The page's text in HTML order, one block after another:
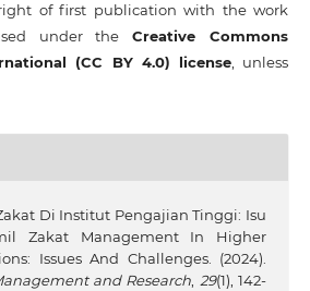
of first publication with the work
under theCreative Commons
(CC BY 4.0) license, unless
Di Institut Pengajian Tinggi: Isu
Zakat Management In Higher
Issues And Challenges. (2024).
and Research 29(1), 142-